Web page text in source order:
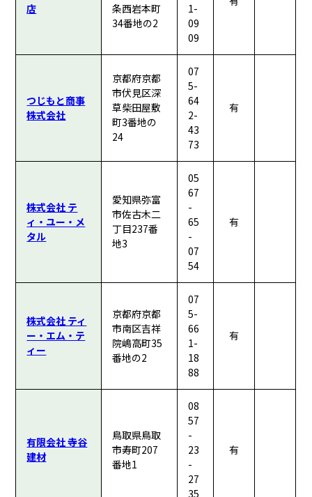
店
条西岩本町
34番地の2
1-
09
09
つじもと商事
株式会社
京都府京都
市伏見区深
草柴田屋敷
町3番地の
24
07
5-
64
2-
43
73
有
株式会社 テ
ィ・ユー・メ
タル
愛知県弥富
市佐古木二
丁目237番
地3
05
67
-
65
-
07
54
有
株式会社 ティ
ー・エム・テ
ィー
京都府京都
市南区吉祥
院嶋高町35
番地の2
07
5-
66
1-
18
88
有
有限会社 寺谷
建材
鳥取県鳥取
市寿町207
番地1
08
57
-
23
-
27
35
有